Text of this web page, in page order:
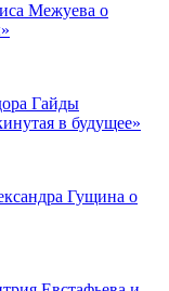
Межуева о
Гайды
в будущее»
Гущина о